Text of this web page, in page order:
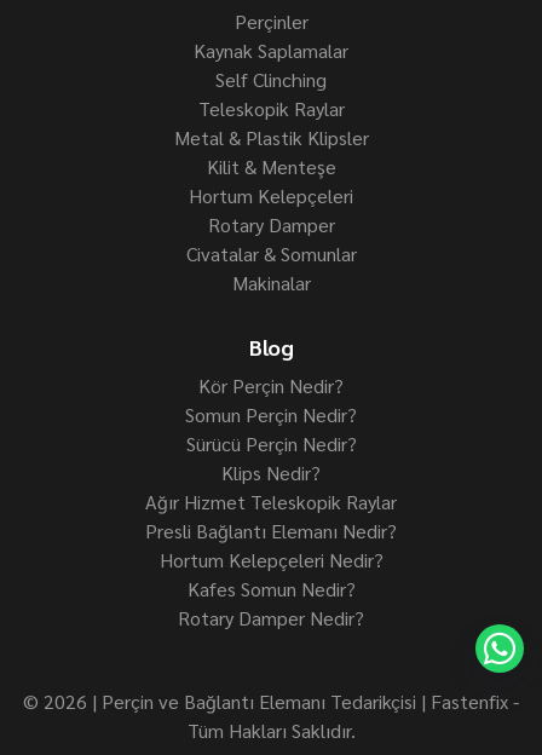
Perçinler
Kaynak Saplamalar
Self Clinching
Teleskopik Raylar
Metal & Plastik Klipsler
Kilit & Menteşe
Hortum Kelepçeleri
Rotary Damper
Civatalar & Somunlar
Makinalar
Blog
Kör Perçin Nedir?
Somun Perçin Nedir?
Sürücü Perçin Nedir?
Klips Nedir?
Ağır Hizmet Teleskopik Raylar
Presli Bağlantı Elemanı Nedir?
Hortum Kelepçeleri Nedir?
Kafes Somun Nedir?
Rotary Damper Nedir?
© 2026 | Perçin ve Bağlantı Elemanı Tedarikçisi | Fastenfix -
Tüm Hakları Saklıdır.